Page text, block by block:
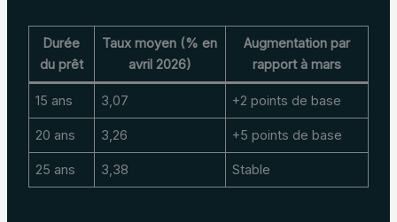
Durée
du prêt
Taux moyen (% en
avril 2026)
Augmentation par
rapport à mars
15 ans 3,07 +2 points de base
20 ans 3,26 +5 points de base
25 ans 3,38 Stable